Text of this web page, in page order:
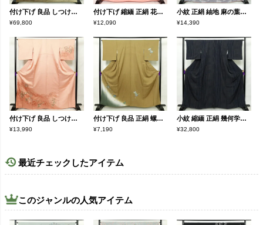
付け下げ 良品 しつけ糸付き 正絹 その他の柄 袷仕立て 身丈165cm 裄丈65cm 緑・うぐいす色
¥69,800
付け下げ 縮緬 正絹 花柄 袷仕立て 身丈165cm 裄丈65cm 附下 着物 ピンク
¥12,090
小紋 正絹 紬地 麻の葉柄 袷仕立て 身丈166cm 裄丈66.5cm 着物 青・紺
¥14,390
付け下げ 良品 しつけ糸付き 正絹 木の葉・植物柄 袷仕立て 身丈167.5cm 裄丈65.5cm 刺繍 金彩 附下 ピンク
¥13,990
付け下げ 良品 正絹 螺鈿箔 附下 箔 身丈160cm 裄丈66.5cm 古典柄 袷仕立て 黄・黄土色
¥7,190
小紋 縮緬 正絹 幾何学柄・抽象柄 袷仕立て 身丈163.5cm 裄丈65.5cm 青・紺
¥32,800
最近チェックしたアイテム
このジャンルの人気アイテム